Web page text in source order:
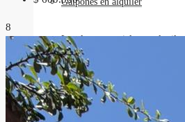
Locales comerciales en alquiler
Oficinas en alquiler
Requisitos
8